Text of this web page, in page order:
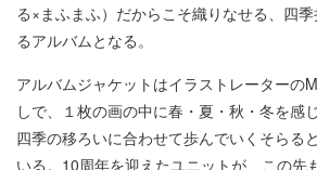
る×まふまふ）だからこそ織りなせる、四
るアルバムとなる。
アルバムジャケットはイラストレーターの
しで、１枚の画の中に春・夏・秋・冬を感
四季の移ろいに合わせて歩んでいくそらる
いる。10周年を迎えたユニットが、この先